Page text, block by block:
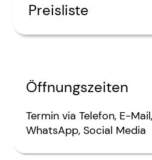
Preisliste
Öffnungszeiten
Termin viaTelefon E-Mail
WhatsApp Social Media